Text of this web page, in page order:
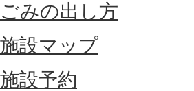
ごみの出し方
施設マップ
施設予約